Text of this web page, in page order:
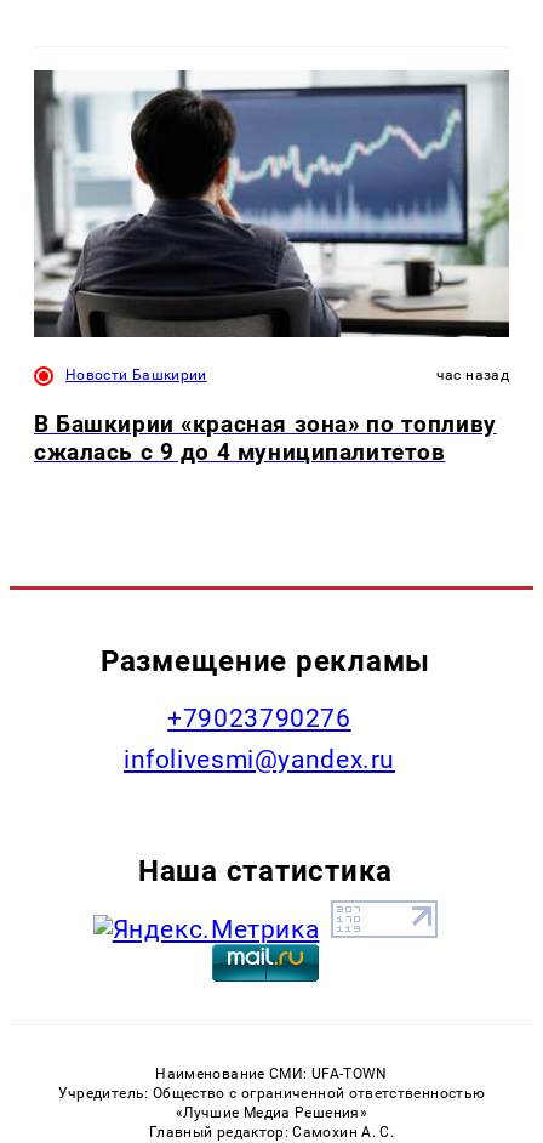
Новости Башкирии час назад
В Башкирии «красная зона» по топливу
сжалась с 9 до 4 муниципалитетов
Размещение рекламы
+79023790276
infolivesmi@yandex.ru
Наша статистика
Наименование СМИ: UFA-TOWN
Учредитель: Общество с ограниченной ответственностью
«Лучшие Медиа Решения»
Главный редактор: Самохин А. С.